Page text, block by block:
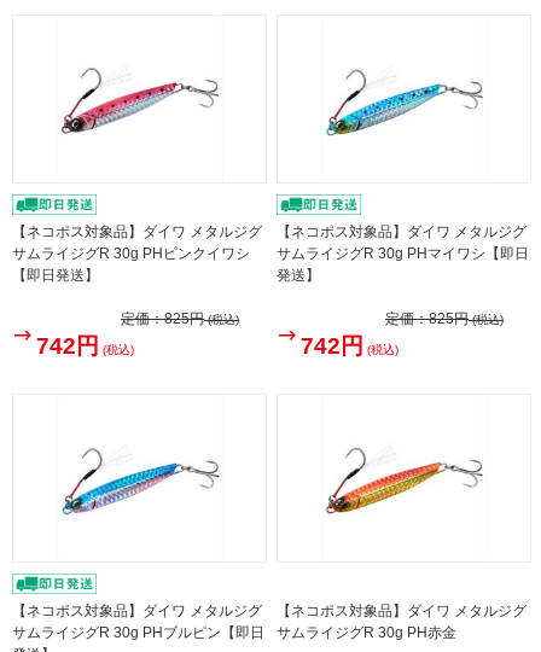
【ネコポス対象品】ダイワ メタルジグ
サムライジグR 30g PHピンクイワシ
【即日発送】
定価：825円(税込)
742円 (税込)
【ネコポス対象品】ダイワ メタルジグ
サムライジグR 30g PHマイワシ【即日
発送】
定価：825円(税込)
742円 (税込)
【ネコポス対象品】ダイワ メタルジグ
サムライジグR 30g PHブルピン【即日
【ネコポス対象品】ダイワ メタルジグ
サムライジグR 30g PH赤金